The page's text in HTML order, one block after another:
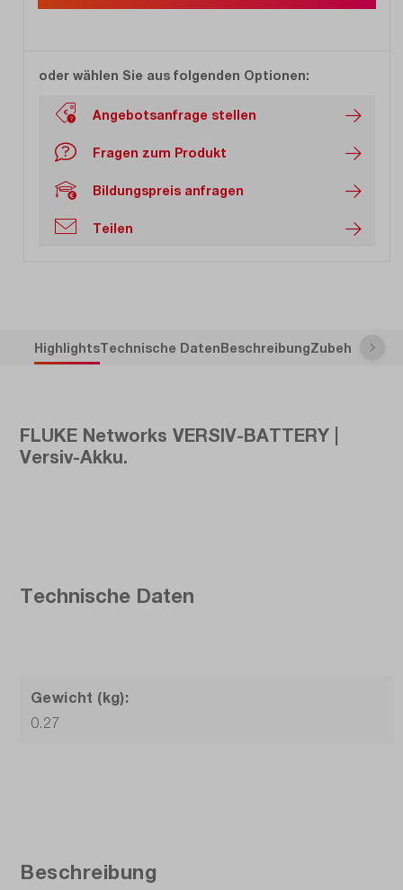
oder wählen Sie aus folgenden Optionen:
Angebotsanfrage stellen
Fragen zum Produkt
Bildungspreis anfragen
Teilen
HighlightsTechnische DatenBeschreibungZubehör
FLUKE Networks VERSIV-BATTERY |
Versiv-Akku.
Technische Daten
Gewicht (kg):
0.27
Beschreibung